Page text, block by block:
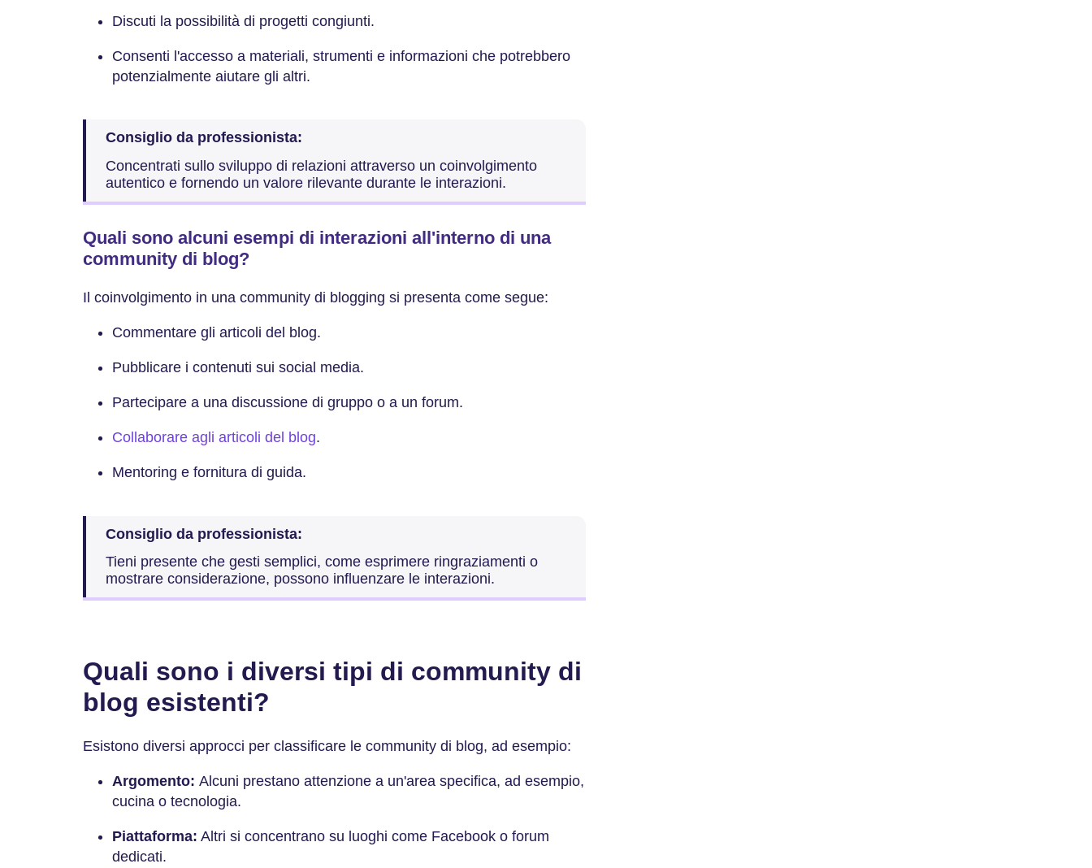
Discuti la possibilità di progetti congiunti.
Consenti l'accesso a materiali, strumenti e informazioni che potrebbero
potenzialmente aiutare gli altri.
Consiglio da professionista:
Concentrati sullo sviluppo di relazioni attraverso un coinvolgimento
autentico e fornendo un valore rilevante durante le interazioni.
Quali sono alcuni esempi di interazioni all'interno di una
community di blog?
Il coinvolgimento in una community di blogging si presenta come segue:
Commentare gli articoli del blog.
Pubblicare i contenuti sui social media.
Partecipare a una discussione di gruppo o a un forum.
Collaborare agli articoli del blog.
Mentoring e fornitura di guida.
Consiglio da professionista:
Tieni presente che gesti semplici, come esprimere ringraziamenti o
mostrare considerazione, possono influenzare le interazioni.
Quali sono i diversi tipi di community di
blog esistenti?
Esistono diversi approcci per classificare le community di blog, ad esempio:
Argomento: Alcuni prestano attenzione a un'area specifica, ad esempio,
cucina o tecnologia.
Piattaforma: Altri si concentrano su luoghi come Facebook o forum
dedicati.